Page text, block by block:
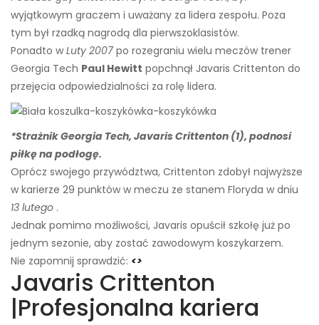
wyjątkowym graczem i uważany za lidera zespołu. Poza
tym był rzadką nagrodą dla pierwszoklasistów.
Ponadto w Luty 2007 po rozegraniu wielu meczów trener
Georgia Tech Paul Hewitt popchnął Javaris Crittenton do
przejęcia odpowiedzialności za rolę lidera.
*Strażnik Georgia Tech, Javaris Crittenton (1), podnosi
piłkę na podłogę.
Oprócz swojego przywództwa, Crittenton zdobył najwyższe
w karierze 29 punktów w meczu ze stanem Floryda w dniu
13 lutego .
Jednak pomimo możliwości, Javaris opuścił szkołę już po
jednym sezonie, aby zostać zawodowym koszykarzem.
Nie zapomnij sprawdzić: <>
Javaris Crittenton
|Profesjonalna kariera